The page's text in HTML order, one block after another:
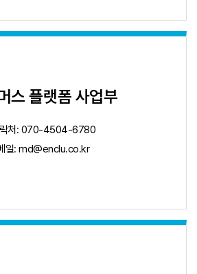
스 플랫폼 사업부
처: 070-4504-6780
일:md@enclu.co.kr